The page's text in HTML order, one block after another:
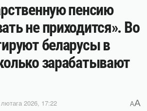
пенсию
не приходится». Во
беларусы в
зарабатывают
2026, 17:22 AA